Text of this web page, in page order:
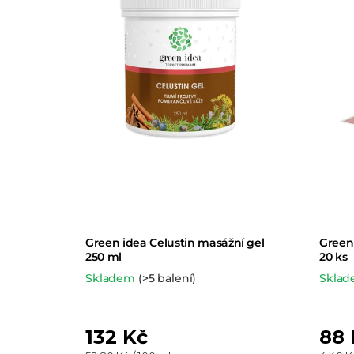
Green idea Celustin masážní gel
250 ml
Skladem (>5 balení)
132 Kč
20 ks
88